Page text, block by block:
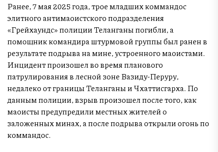
Ранее, 7 мая 2025 года, трое младших коммандос
элитного антимаоистского подразделения
«Грейхаундс» полиции Теланганы погибли, а
помощник командира штурмовой группы был ранен в
результате подрыва на мине, устроенного маоистами.
Инцидент произошел во время планового
патрулирования в лесной зоне Вазиду-Перуру,
недалеко от границы Теланганы и Чхаттисгарха. По
данным полиции, взрыв произошел после того, как
маоисты предупредили местных жителей о
заложенных минах, а после подрыва открыли огонь по
коммандос.